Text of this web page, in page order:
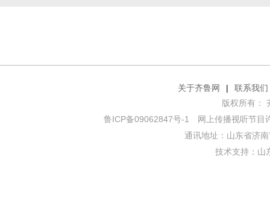
关于齐鲁网 |
联系我们
版权所有：
鲁ICP备09062847号-1 网上传播视听节目
通讯地址：山东省济
技术支持： 山